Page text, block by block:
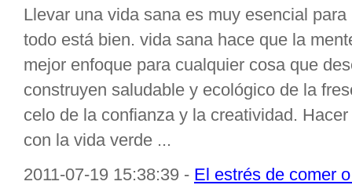
Llevar una vida sana es muy esencial
todo está bien. vida sana hace que la
mejor enfoque para cualquier cosa que
construyen saludable y ecológico de la
celo de la confianza y la creatividad.
con la vida verde ...
2011-07-19 15:38:39 - El estrés de comer